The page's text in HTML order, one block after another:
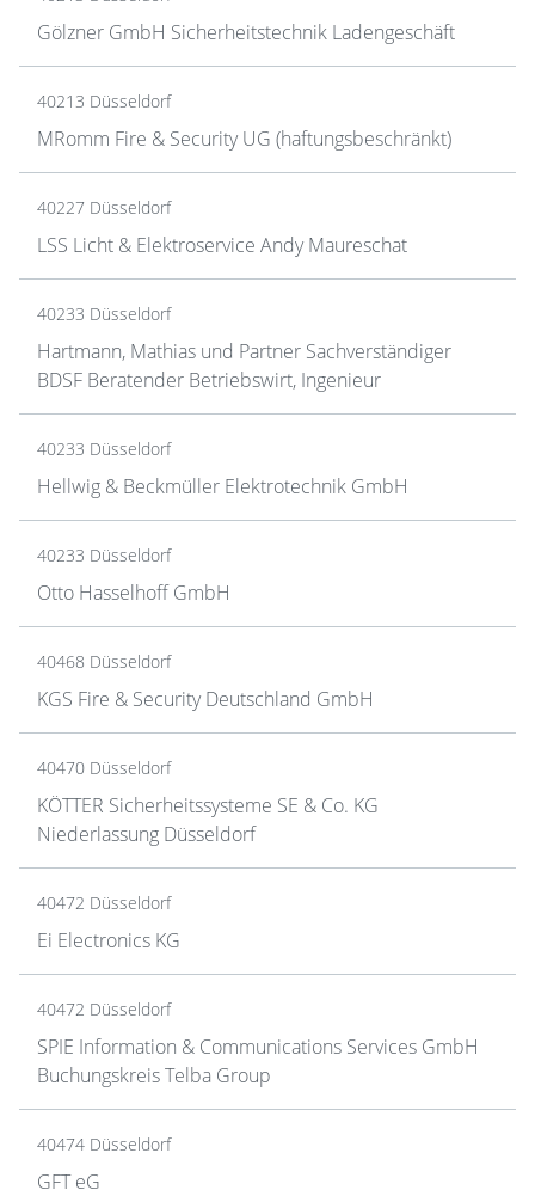
Gölzner GmbH Sicherheitstechnik Ladengeschäft
40213 Düsseldorf
MRomm Fire & Security UG (haftungsbeschränkt)
40227 Düsseldorf
LSS Licht & Elektroservice Andy Maureschat
40233 Düsseldorf
Hartmann, Mathias und Partner Sachverständiger
BDSF Beratender Betriebswirt, Ingenieur
40233 Düsseldorf
Hellwig & Beckmüller Elektrotechnik GmbH
40233 Düsseldorf
Otto Hasselhoff GmbH
40468 Düsseldorf
KGS Fire & Security Deutschland GmbH
40470 Düsseldorf
KÖTTER Sicherheitssysteme SE & Co. KG
Niederlassung Düsseldorf
40472 Düsseldorf
Ei Electronics KG
40472 Düsseldorf
SPIE Information & Communications Services GmbH
Buchungskreis Telba Group
40474 Düsseldorf
GFT eG